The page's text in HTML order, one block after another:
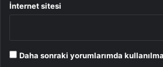
İnternet sitesi
Daha sonraki yorumlarımda